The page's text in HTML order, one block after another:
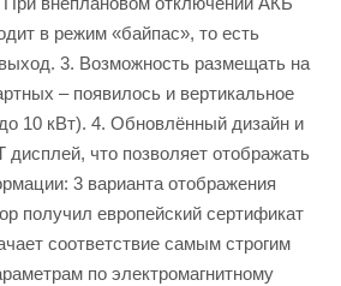
в режим «байпас», то есть
3. Возможность размещать на
– появилось и вертикальное
10 кВт). 4. Обновлённый дизайн и
что позволяет отображать
3 варианта отображения
получил европейский сертификат
соответствие самым строгим
по электромагнитному